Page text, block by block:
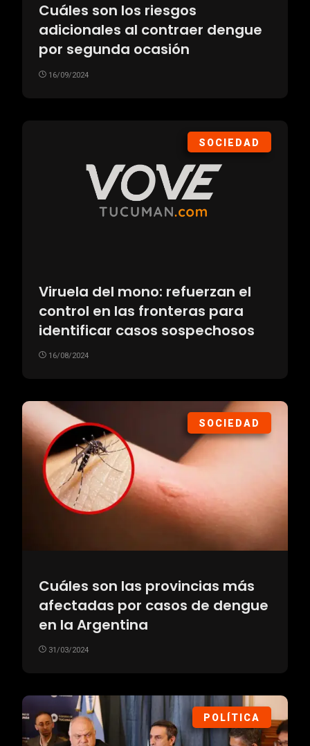
Cuáles son los riesgos
adicionales al contraer dengue
por segunda ocasión
16/09/2024
SOCIEDAD
Viruela del mono: refuerzan el
control en las fronteras para
identificar casos sospechosos
16/08/2024
SOCIEDAD
Cuáles son las provincias más
afectadas por casos de dengue
en la Argentina
31/03/2024
POLÍTICA